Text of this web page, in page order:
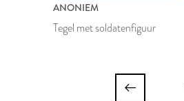
ANONIEM
Tegel met soldatenfiguur